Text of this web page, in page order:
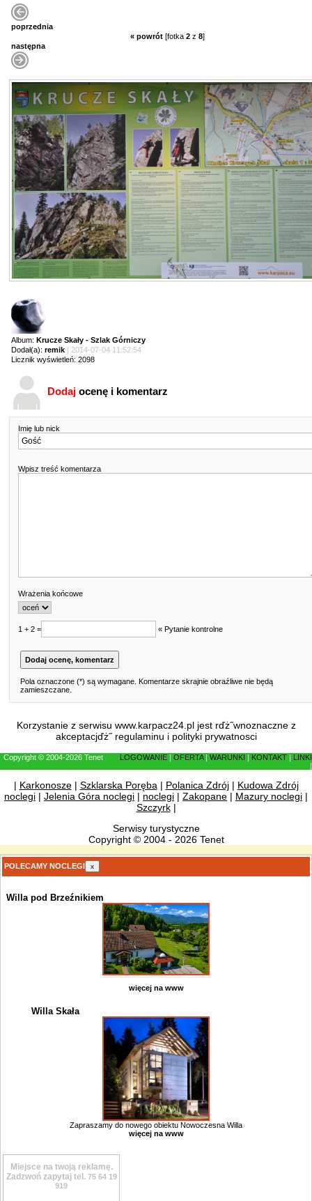
poprzednia
« powrót [fotka 2 z 8]
następna
Album: Krucze Skały - Szlak Górniczy
Dodał(a): remik
| 2014-07-04 11:52:54
Licznik wyświetleń: 2098
Dodaj ocenę i komentarz
Imię lub nick
Wpisz treść komentarza
Wrażenia końcowe
1 + 2 = « Pytanie kontrolne
Pola oznaczone (*) są wymagane. Komentarze skrajnie obraźliwe nie będą
zamieszczane.
Korzystanie z serwisu www.karpacz24.pl jest rďż˝wnoznaczne z
akceptacjďż˝ regulaminu i polityki prywatnosci
Copyright © 2004-2026 Tenet LOGOWANIE OFERTA| WARUNKI KONTAKT
LINKI
| Karkonosze| Szklarska Poręba| Polanica Zdrój| Kudowa Zdrój
noclegi | Jelenia Góra noclegi | noclegi | Zakopane | Mazury noclegi |
Szczyrk|
Serwisy turystyczne
Copyright © 2004 - 2026 Tenet
POLECAMY NOCLEGI x
Willa pod Brzeźnikiem
więcej na www
Willa Skała
Zapraszamy do nowego obiektu Nowoczesna Willa
więcej na www
Miejsce na twoją reklamę.
Zadzwoń zapytaj tel. 75 64 19
919